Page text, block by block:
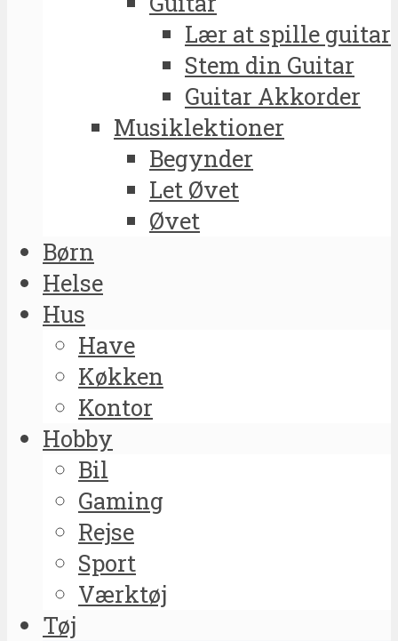
Lær at spille guitar
Stem din Guitar
Guitar Akkorder
Musiklektioner
Begynder
Let Øvet
Øvet
Børn
Helse
Hus
Have
Køkken
Kontor
Hobby
Bil
Gaming
Rejse
Sport
Værktøj
Tøj